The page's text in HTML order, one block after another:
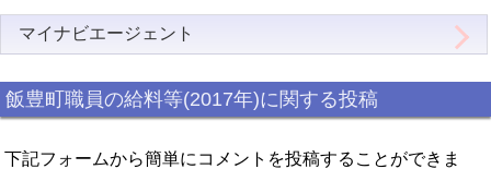
マイナビエージェント
飯豊町職員の給料等(2017年)に関する投稿
下記フォームから簡単にコメントを投稿することができま